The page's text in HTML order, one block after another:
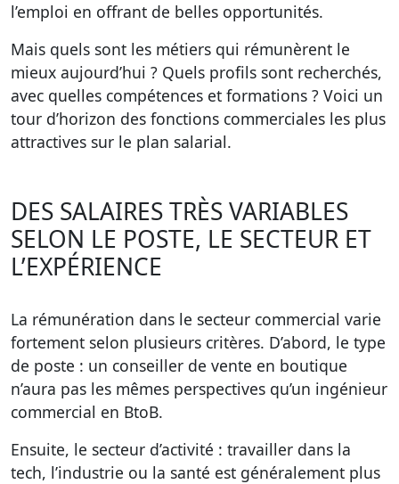
l’emploi en offrant de belles opportunités.
Mais quels sont les métiers qui rémunèrent le
mieux aujourd’hui ? Quels profils sont recherchés,
avec quelles compétences et formations ? Voici un
tour d’horizon des fonctions commerciales les plus
attractives sur le plan salarial.
DES SALAIRES TRÈS VARIABLES
SELON LE POSTE, LE SECTEUR ET
L’EXPÉRIENCE
La rémunération dans le secteur commercial varie
fortement selon plusieurs critères. D’abord, le type
de poste : un conseiller de vente en boutique
n’aura pas les mêmes perspectives qu’un ingénieur
commercial en BtoB.
Ensuite, le secteur d’activité : travailler dans la
tech, l’industrie ou la santé est généralement plus